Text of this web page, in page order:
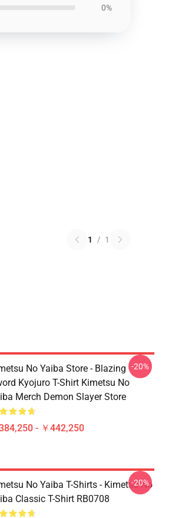
0%
1 / 1
No Yaiba Store - Blazing
Kyojuro T-Shirt Kimetsu No
Merch Demon Slayer Store
- ￥442,250
-20%
No Yaiba T-Shirts - Kimetsu No
Classic T-Shirt RB0708
-20%